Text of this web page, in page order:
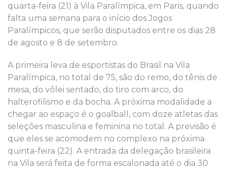
quarta-feira (21) à Vila Paralímpica, em Paris, quando
falta uma semana para o início dos Jogos
Paralímpicos, que serão disputados entre os dias 28
de agosto e 8 de setembro.
A primeira leva de esportistas do Brasil na Vila
Paralímpica, no total de 75, são do remo, do tênis de
mesa, do vôlei sentado, do tiro com arco, do
halterofilismo e da bocha. A próxima modalidade a
chegar ao espaço é o goalball, com doze atletas das
seleções masculina e feminina no total. A previsão é
que eles se acomodem no complexo na próxima
quinta-feira (22). A entrada da delegação brasileira
na Vila será feita de forma escalonada até o dia 30